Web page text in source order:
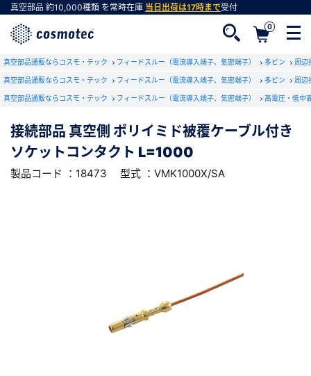
真空部品 約10,000種類 を常時在庫 当日出荷は17時まで受付
0
真空部品通販ならコスモ・テック フィードスルー（電流導入端子、気密端子） 多ピン 周辺
真空部品通販ならコスモ・テック フィードスルー（電流導入端子、気密端子） 多ピン 周辺
真空部品通販ならコスモ・テック フィードスルー（電流導入端子、気密端子） 高電圧・低中
接続部品 真空側 ポリイミド被覆ケーブル付き
ソケットコンタクト L=1000
製品コード ：18473 型式 ：VMK1000X/SA
RoHS2適合報告書のダウンロード
下記製品のRoHS2適合報告書のダウンロードをします。
型式 ：VMK1000X/SA 製品コード ：18473
会社・学校・研究機関名 必須
会員登録がお済みでない方
会員登録をすれば、便利な機能がご利用いただけ
ます。